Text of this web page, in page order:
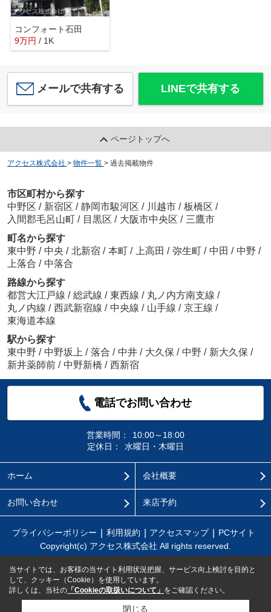
コンフォート石田
9万円 / 1K
メールで共有する LINEで共有する
ページトップへ
アクセス株式会社 > 物件一覧 > 過去掲載物件
市区町村から探す
中野区 / 新宿区 / 静岡市駿河区 / 川越市 / 板橋区 /
入間郡毛呂山町 / 目黒区 / 大阪市中央区 / 三鷹市
町名から探す
東中野 / 中央 / 北新宿 / 本町 / 上高田 / 弥生町 / 中田 / 中野 /
上落合 / 中落合
路線から探す
都営大江戸線 / 総武線 / 東西線 / 丸ノ内方南支線 /
丸ノ内線 / 西武新宿線 / 中央線 / 山手線 / 京王線 /
東海道本線
駅から探す
東中野 / 中野坂上 / 落合 / 中井 / 大久保 / 中野 / 新大久保 /
新井薬師前 / 中野新橋 / 西新宿
電話でお問い合わせ
営業時間：
10:00～18:00
定休日：
水曜日・木曜日
ホーム 会社概要
お問い合わせ 来店予約
プライバシーポリシー 利用規約 アクセスマップ
PCサイト
Copyright(c) アクセス株式会社 All rights reserved.
当サイトでは、お客様の当サイト利用状況把握、サービス向上検討を目的と
して、クッキー（Cookie）を使用しています。
詳しくは、当社の 「Cookieの取扱いについて」 をご確認ください。
閉じる